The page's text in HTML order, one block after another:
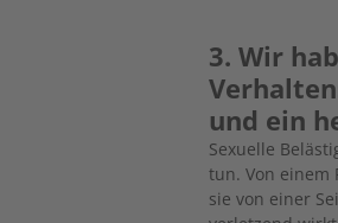
3. Wir
und ein
Sexuelle
tun. Von einem
sie von einer